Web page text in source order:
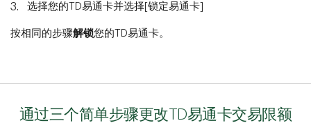
选择您的TD易通卡并选择[锁定易通卡]
按相同的步骤解锁您的TD易通卡。
通过三个简单步骤更改TD易通卡交易限额